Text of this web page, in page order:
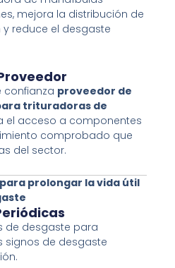
mejora la distribución de
reduce el desgaste
confianza proveedor de
trituradoras de
el acceso a componentes
comprobado que
del sector.
prolongar la vida útil
de desgaste para
signos de desgaste